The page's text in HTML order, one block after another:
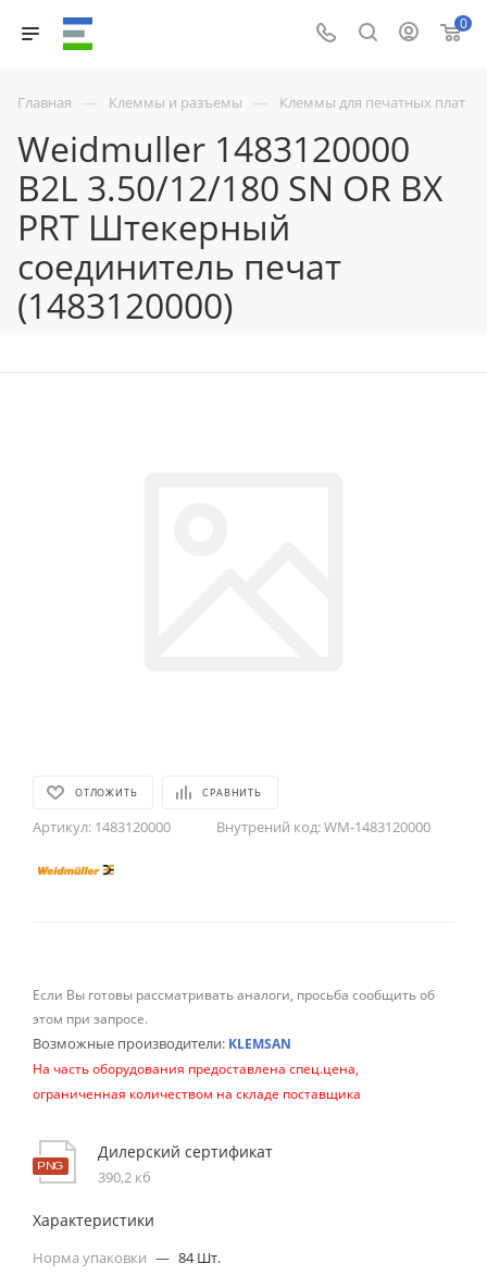
0
Главная — Клеммы и разъемы — Клеммы для печатных плат
Weidmuller 1483120000
B2L 3.50/12/180 SN OR BX
PRT Штекерный
соединитель печат
(1483120000)
ОТЛОЖИТЬ СРАВНИТЬ
Артикул: 1483120000 Внутрений код:WM-1483120000
Если Вы готовы рассматривать аналоги, просьба сообщить об
этом при запросе.
Возможные производители: KLEMSAN
На часть оборудования предоставлена спец.цена,
ограниченная количеством на складе поставщика
Дилерский сертификат
390,2 кб
Характеристики
Норма упаковки — 84 Шт.